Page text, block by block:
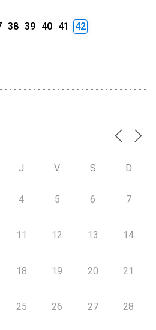
38 39 40 41 42
J V S D
4 5 6 7
11 12 13 14
18 19 20 21
25 26 27 28